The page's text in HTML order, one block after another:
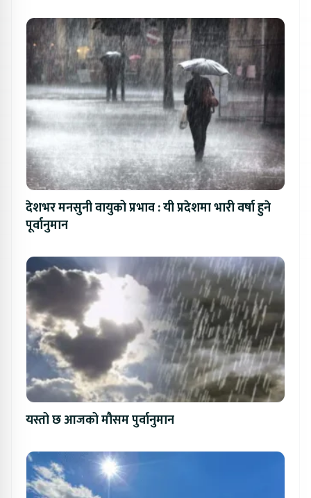
देशभर मनसुनी वायुको प्रभाव : यी प्रदेशमा भारी वर्षा हुने
पूर्वानुमान
यस्तो छ आजको मौसम पुर्वानुमान